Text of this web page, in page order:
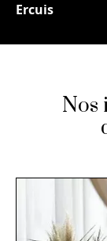
Ercuis
Nos